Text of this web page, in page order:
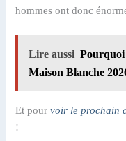
hommes ont donc
Lire aussi Pourquoi
Maison Blanche
Et pourvoir le prochain
!